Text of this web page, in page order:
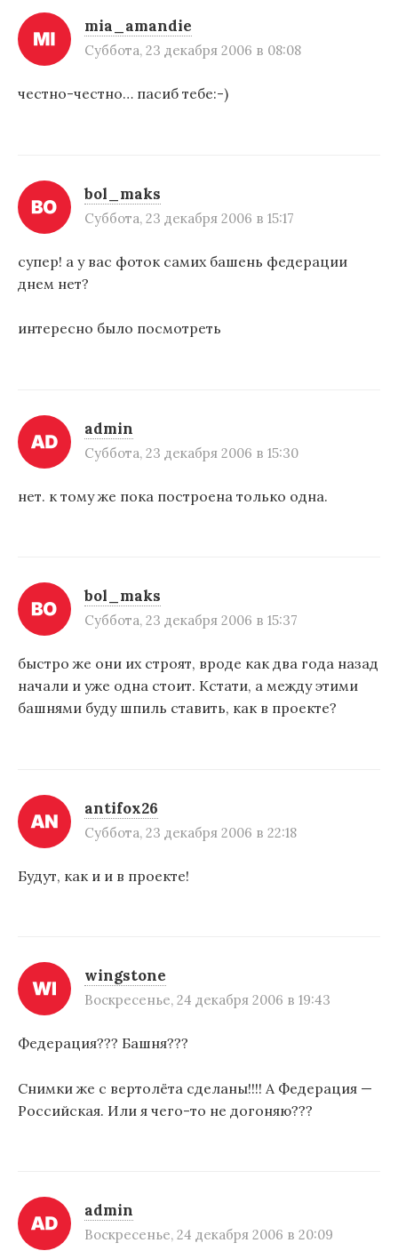
mia_amandie
Суббота, 23 декабря 2006 в 08:08
честно-честно… пасиб тебе:-)
bol_maks
Суббота, 23 декабря 2006 в 15:17
супер! а у вас фоток самих башень федерации
днем нет?
интересно было посмотреть
admin
Суббота, 23 декабря 2006 в 15:30
нет. к тому же пока построена только одна.
bol_maks
Суббота, 23 декабря 2006 в 15:37
быстро же они их строят, вроде как два года назад
начали и уже одна стоит. Кстати, а между этими
башнями буду шпиль ставить, как в проекте?
antifox26
Суббота, 23 декабря 2006 в 22:18
Будут, как и и в проекте!
wingstone
Воскресенье, 24 декабря 2006 в 19:43
Федерация??? Башня???
Снимки же с вертолёта сделаны!!!! А Федерация —
Российская. Или я чего-то не догоняю???
admin
Воскресенье, 24 декабря 2006 в 20:09